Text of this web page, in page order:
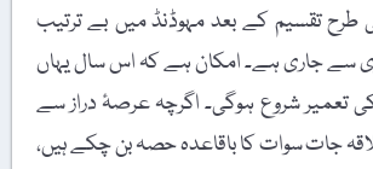
طرح تقسیم کے بعد مہوڈنڈ میں بے ترتیب
سے جاری ہے۔ امکان ہے کہ اس سال یہاں
تعمیر شروع ہوگی۔ اگرچہ عرصۂ دراز سے
جات سوات کا باقاعدہ حصہ بن چکے ہیں،